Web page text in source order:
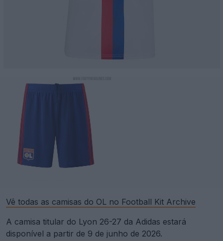
Vê todas as camisas do OL no Football Kit Archive
A camisa titular do Lyon 26-27 da Adidas estará
disponível a partir de 9 de junho de 2026.